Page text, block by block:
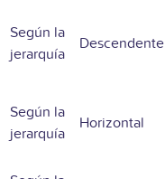
Según la
jerarquía
Descendente
Según la
jerarquía
Horizontal